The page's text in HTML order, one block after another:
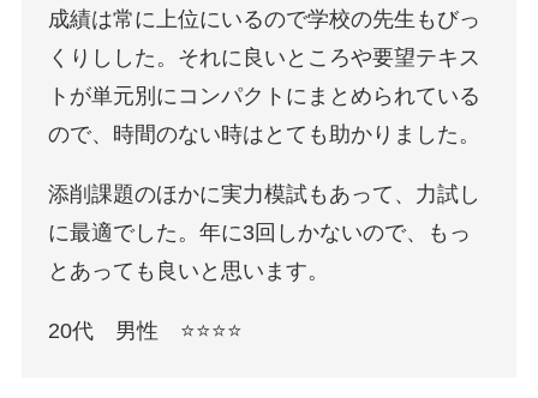
成績は常に上位にいるので学校の先生もびっ
くりしした。それに良いところや要望テキス
トが単元別にコンパクトにまとめられている
ので、時間のない時はとても助かりました。
添削課題のほかに実力模試もあって、力試し
に最適でした。年に3回しかないので、もっ
とあっても良いと思います。
20代 男性 ⭐️⭐️⭐️⭐️